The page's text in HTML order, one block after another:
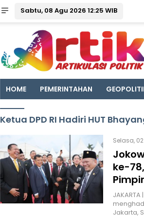
Sabtu, 08 Agu 2026 12:25 WIB
HOME PEMERINTAHAN
Ketua DPD RI Hadiri HUT
Selasa, 02
ke-
Jakarta,